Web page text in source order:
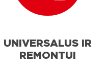
UNIVERSALUS IR
REMONTUI